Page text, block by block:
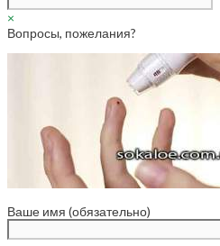
×
Вопросы, пожелания?
Ваше имя (обязательно)